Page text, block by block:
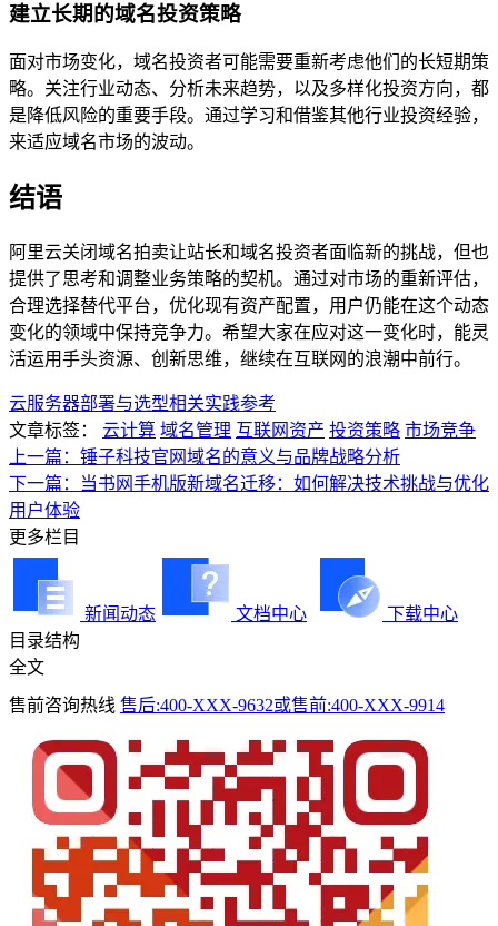
建立长期的域名投资策略
面对市场变化，域名投资者可能需要重新考虑他们的长短期策
略。关注行业动态、分析未来趋势，以及多样化投资方向，都
是降低风险的重要手段。通过学习和借鉴其他行业投资经验，
来适应域名市场的波动。
结语
阿里云关闭域名拍卖让站长和域名投资者面临新的挑战，但也
提供了思考和调整业务策略的契机。通过对市场的重新评估，
合理选择替代平台，优化现有资产配置，用户仍能在这个动态
变化的领域中保持竞争力。希望大家在应对这一变化时，能灵
活运用手头资源、创新思维，继续在互联网的浪潮中前行。
云服务器部署与选型相关实践参考
文章标签：
云计算 域名管理 互联网资产 投资策略 市场竞争
上一篇：锤子科技官网域名的意义与品牌战略分析
下一篇：当书网手机版新域名迁移：如何解决技术挑战与优化
用户体验
更多栏目
新闻动态 文档中心
下载中心
目录结构
全文
售前咨询热线 售后:400-XXX-9632或售前:400-XXX-9914